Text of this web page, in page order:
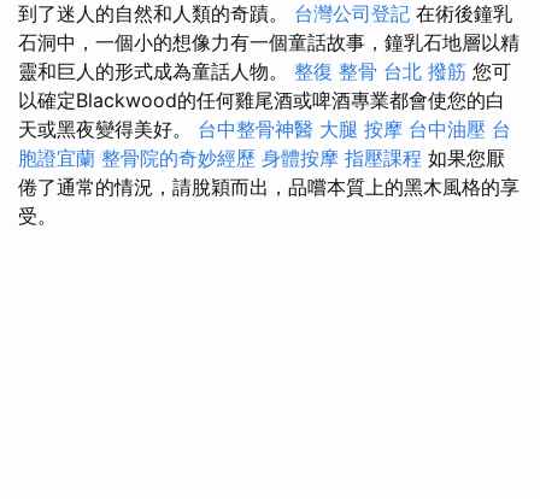
到了迷人的自然和人類的奇蹟。 台灣公司登記 在術後鐘乳
石洞中，一個小的想像力有一個童話故事，鐘乳石地層以精
靈和巨人的形式成為童話人物。 整復 整骨 台北 撥筋 您可
以確定Blackwood的任何雞尾酒或啤酒專業都會使您的白
天或黑夜變得美好。 台中整骨神醫 大腿 按摩 台中油壓 台
胞證宜蘭 整骨院的奇妙經歷 身體按摩 指壓課程 如果您厭
倦了通常的情況，請脫穎而出，品嚐本質上的黑木風格的享
受。